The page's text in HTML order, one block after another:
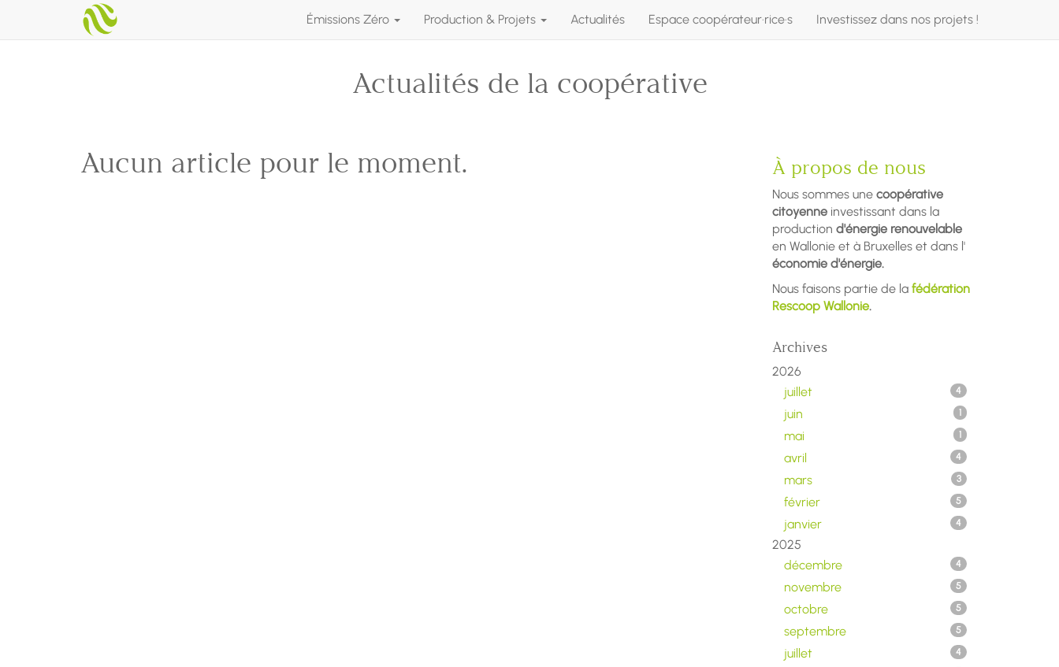
Émissions Zéro Production & Projets Actualités Espace coopérateur·rice·s Investissez dans nos projets !
Actualités de la coopérative
Aucun article pour le moment. À propos de nous
Nous sommes une coopérative
citoyenne investissant dans la
production d'énergie renouvelable
en Wallonie et à Bruxelles et dans l'
économie d'énergie.
Nous faisons partie de la fédération
Rescoop Wallonie.
Archives
2026
juillet
4
juin 1
mai 1
avril 4
mars 3
février 5
janvier 4
2025
décembre
4
novembre 5
octobre 5
septembre 5
juillet 4